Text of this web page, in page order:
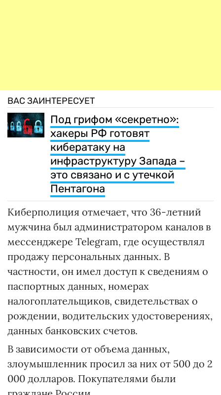
ВАС ЗАИНТЕРЕСУЕТ
Под грифом «секретно»:
хакеры РФ готовят
кибератаку на
инфраструктуру Запада –
это связано и с утечкой
Пентагона
Киберполиция отмечает, что 36-летний
мужчина был администратором каналов в
мессенджере Telegram, где осуществлял
продажу персональных данных. В
частности, он имел доступ к сведениям о
паспортных данных, номерах
налогоплательщиков, свидетельствах о
рождении, водительских удостоверениях,
данных банковских счетов.
В зависимости от объема данных,
злоумышленник просил за них от 500 до 2
000 долларов. Покупателями были